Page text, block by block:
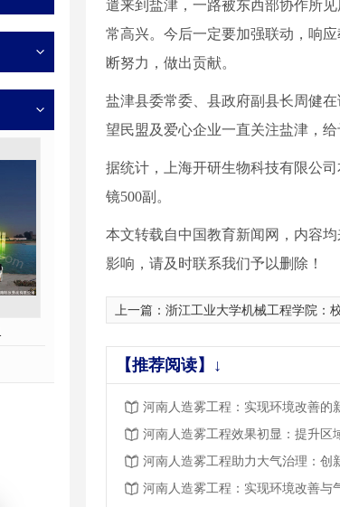
遣来到盐津，一路被东西部协作所
常高兴。今后一定要加强联动，响应
断努力，做出贡献。
盐津县委常委、县政府副县长周健
望民盟及爱心企业一直关注盐津，
据统计，上海开研生物科技有限公
镜500副。
本文转载自中国教育新闻网，内容
影响，请及时联系我们予以删除！
上一篇： 浙江工业大学机械工程学院：校地共谱
【推荐阅读】↓
河南人造雾工程：实现环境改善的
河南人造雾工程效果初显：提升区
河南人造雾工程助力大气治理：创
河南人造雾工程：实现环境改善与